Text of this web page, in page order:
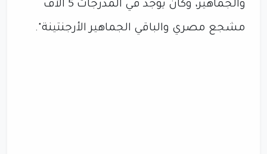
والجماهير، وكان يوجد في المدرجات 5 الآف
مشجع مصري والباقي الجماهير الأرجنتينة".